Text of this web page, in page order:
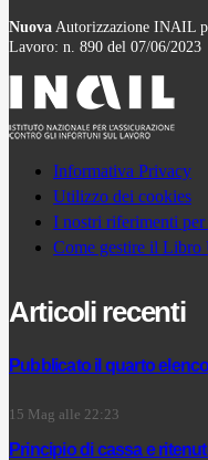
Nuova Autorizzazione INAIL
Lavoro: n. 890 del 07/06/2023
Informativa Privacy
Utilizzo dei cookies
I nostri riferimenti per
Come gestire il
Articoli recenti
Pubblicato il quarto
15 Mag alle 22:23
Principio di cassa e